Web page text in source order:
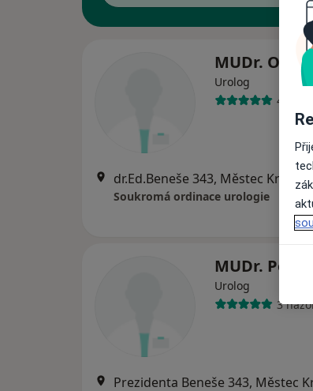
MUDr.
Urolog
4 názory
dr.Ed.Beneše 343, Městec Králové
Soukromá ordinace urologie
MUDr. Petr
Urolog
3
Prezidenta Beneše 343, Městec